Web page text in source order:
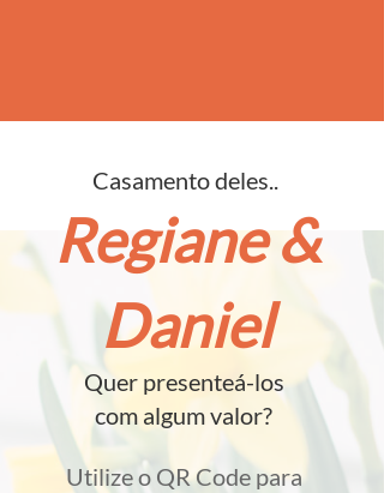
Casamento deles..
Regiane &
Daniel
Quer presenteá-los
com algum valor?
Utilize o QR Code para